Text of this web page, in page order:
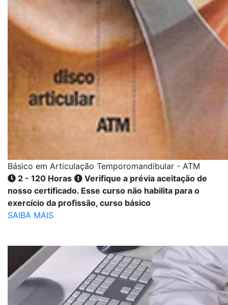
Básico em Articulação Temporomandibular - ATM
2 - 120 Horas
Verifique a prévia aceitação de
nosso certificado. Esse curso não habilita para o
exercício da profissão, curso básico
SAIBA MAIS